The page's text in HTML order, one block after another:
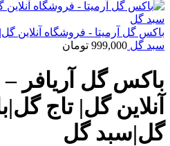
باکس گل آرمیتا - فروشگاه آنلاین
سبد گل 999,000 تومان
باکس گل آریافر
آنلاین گل| تاج
گل|سبد گل